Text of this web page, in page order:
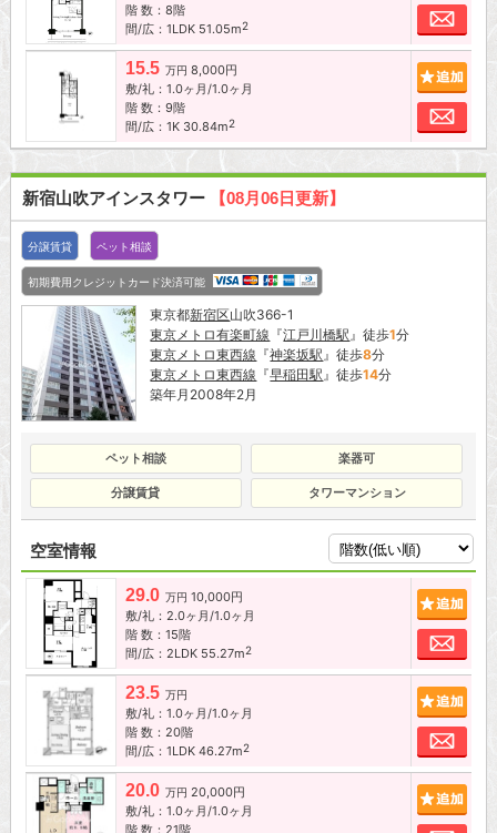
階 数：8階
間/広：1LDK 51.05m2
お
15.5 万円 8,000円
敷/礼：1.0ヶ月/1.0ヶ月
階 数：9階
間/広：1K 30.84m2
お
新宿山吹アインスタワー 【08月06日更新】
分譲賃貸 ペット相談
初期費用クレジットカード決済可能
東京都新宿区山吹366-1
東京メトロ有楽町線 『江戸川橋駅 』徒歩1分
東京メトロ東西線 『神楽坂駅 』徒歩8分
東京メトロ東西線 『早稲田駅 』徒歩14分
築年月2008年2月
ペット相談 楽器可
分譲賃貸 タワーマンション
空室情報
29.0 万円 10,000円
敷/礼：2.0ヶ月/1.0ヶ月
階 数：15階
間/広：2LDK 55.27m2
お
23.5 万円
敷/礼：1.0ヶ月/1.0ヶ月
階 数：20階
間/広：1LDK 46.27m2
お
20.0 万円 20,000円
敷/礼：1.0ヶ月/1.0ヶ月
階 数：21階